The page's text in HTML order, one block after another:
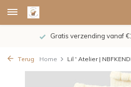
Gratis verzending vanaf
Terug Home Lil ' Atelier |